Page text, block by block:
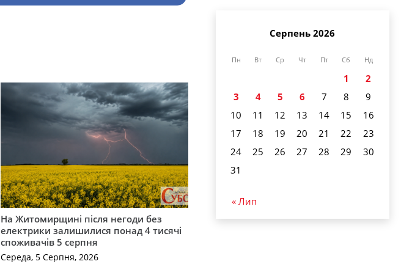
На Житомирщині після негоди без
електрики залишилися понад 4 тисячі
споживачів 5 серпня
Середа, 5 Серпня, 2026
Серпень 2026
Пн Вт Ср Чт Пт Сб Нд
1
2
3
4 5 6 7 8
9
10
11 12 13 14 15
16
17
18 19 20 21 22
23
24
25 26 27 28 29
30
31
« Лип